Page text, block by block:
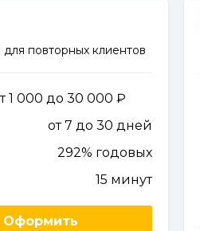
повторных клиентов
1 000 до 30 000
от 7 до 30 дней
292% годовых
15 минут
Оформить